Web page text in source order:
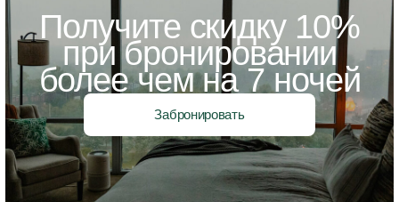
Получите скидку 10%
при бронировании
более чем на 7 ночей
Забронировать